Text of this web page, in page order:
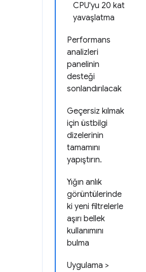
CPU'yu 20 kat
yavaşlatma
Performans
analizleri
panelinin
desteği
sonlandırılacak
Geçersiz kılmak
için üstbilgi
dizelerinin
tamamını
yapıştırın.
Yığın anlık
görüntülerinde
ki yeni filtrelerle
aşırı bellek
kullanımını
bulma
Uygulama >